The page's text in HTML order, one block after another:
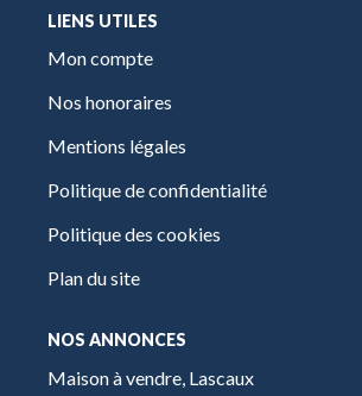
LIENS UTILES
Mon compte
Nos honoraires
Mentions légales
Politique de confidentialité
Politique des cookies
Plan du site
NOS ANNONCES
Maison à vendre, Lascaux